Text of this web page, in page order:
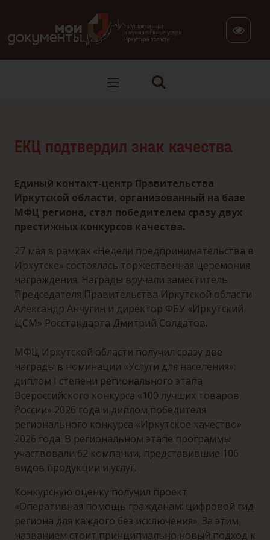
ЕКЦ подтвердил знак качества
Единый контакт-центр Правительства
Иркутской области, организованный на базе
МФЦ региона, стал победителем сразу двух
престижных конкурсов качества.
27 мая в рамках «Недели предпринимательства в
Иркутске» состоялась торжественная церемония
награждения. Награды вручали заместитель
Председателя Правительства Иркутской области
Александр Анчугин и директор ФБУ «Иркутский
ЦСМ» Росстандарта Дмитрий Солдатов.
МФЦ Иркутской области получил сразу две
награды в номинации «Услуги для населения»:
диплом I степени регионального этапа
Всероссийского конкурса «100 лучших товаров
России» 2026 года и диплом победителя
регионального конкурса «Иркутское качество»
2026 года. В региональном этапе программы
участвовали 62 компании, представившие 106
видов продукции и услуг.
Конкурсную оценку получил проект
«Оперативная помощь гражданам: цифровой гид
региона для каждого без исключения». За этим
названием стоит принципиально новый подход к